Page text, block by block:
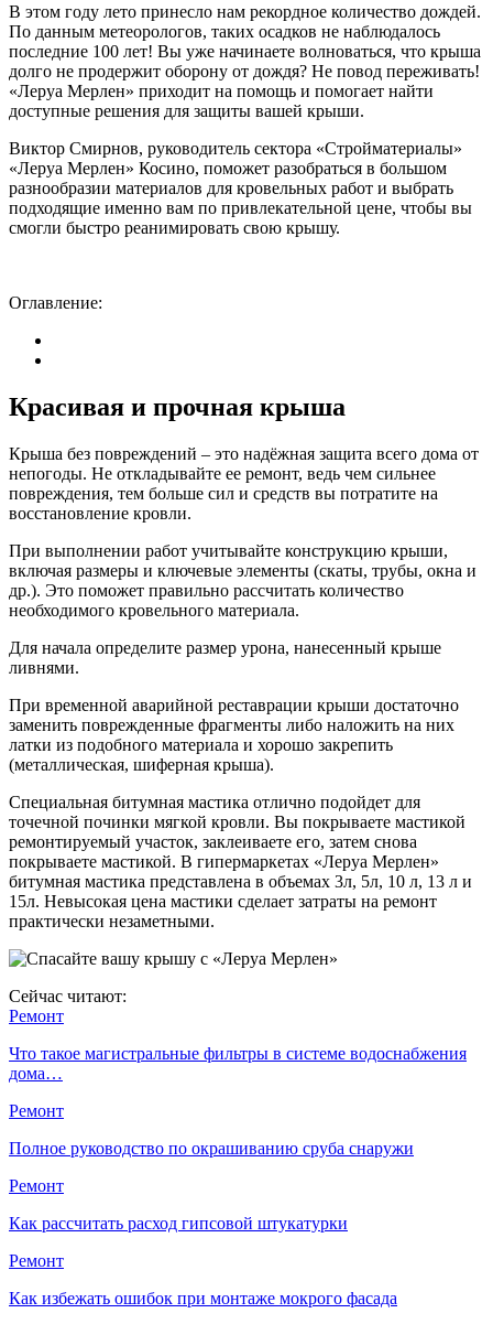
В этом году лето принесло нам рекордное количество дождей.
По данным метеорологов, таких осадков не наблюдалось
последние 100 лет! Вы уже начинаете волноваться, что крыша
долго не продержит оборону от дождя? Не повод переживать!
«Леруа Мерлен» приходит на помощь и помогает найти
доступные решения для защиты вашей крыши.
Виктор Смирнов, руководитель сектора «Стройматериалы»
«Леруа Мерлен» Косино, поможет разобраться в большом
разнообразии материалов для кровельных работ и выбрать
подходящие именно вам по привлекательной цене, чтобы вы
смогли быстро реанимировать свою крышу.
Оглавление:
Красивая и прочная крыша
Крыша без повреждений – это надёжная защита всего дома от
непогоды. Не откладывайте ее ремонт, ведь чем сильнее
повреждения, тем больше сил и средств вы потратите на
восстановление кровли.
При выполнении работ учитывайте конструкцию крыши,
включая размеры и ключевые элементы (скаты, трубы, окна и
др.). Это поможет правильно рассчитать количество
необходимого кровельного материала.
Для начала определите размер урона, нанесенный крыше
ливнями.
При временной аварийной реставрации крыши достаточно
заменить поврежденные фрагменты либо наложить на них
латки из подобного материала и хорошо закрепить
(металлическая, шиферная крыша).
Специальная битумная мастика отлично подойдет для
точечной починки мягкой кровли. Вы покрываете мастикой
ремонтируемый участок, заклеиваете его, затем снова
покрываете мастикой. В гипермаркетах «Леруа Мерлен»
битумная мастика представлена в объемах 3л, 5л, 10 л, 13 л и
15л. Невысокая цена мастики сделает затраты на ремонт
практически незаметными.
Сейчас читают:
Ремонт
Что такое магистральные фильтры в системе водоснабжения
дома…
Ремонт
Полное руководство по окрашиванию сруба снаружи
Ремонт
Как рассчитать расход гипсовой штукатурки
Ремонт
Как избежать ошибок при монтаже мокрого фасада